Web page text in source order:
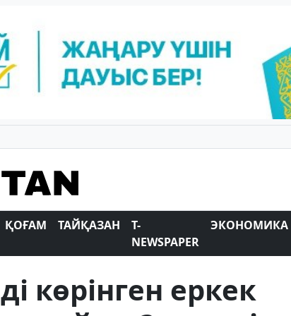
ҚОҒАМ ТАЙҚАЗАН
T-
NEWSPAPER
ЭКОНОМИКА
көрінген еркек